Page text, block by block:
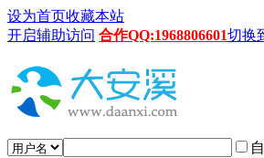
设为首页收藏本站
开启辅助访问 合作QQ:1968806601切换